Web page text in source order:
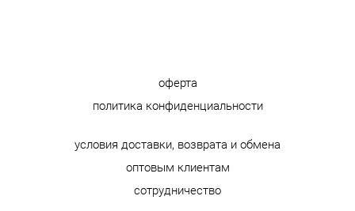
оферта
политика конфиденциальности
условия доставки, возврата и обмена
оптовым клиентам
сотрудничество